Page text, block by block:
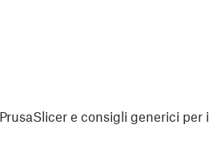
e consigli generici